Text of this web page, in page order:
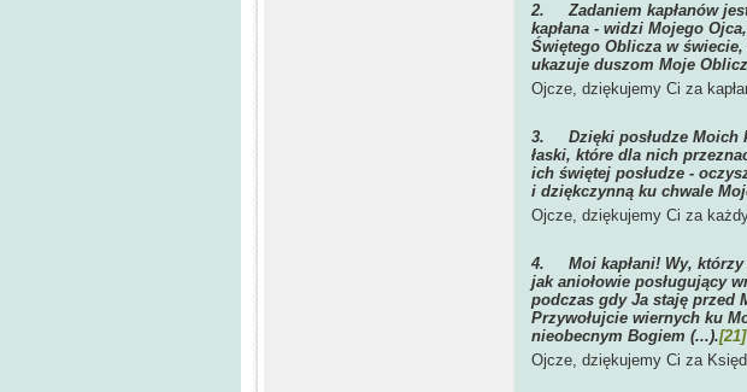
2.Zadaniem kapłanów
kapłana - widzi Mojego
Świętego Oblicza w
ukazuje duszom Moje
Ojcze, dziękujemy Ci za
3. Dzięki posłudze
łaski, które dla nich
ich świętej posłudze -
i dziękczynną ku chwale
Ojcze, dziękujemy Ci za
4. Moi kapłani! Wy,
jak aniołowie posługujący
podczas gdy Ja staję przed
Przywołujcie wiernych ku
nieobecnym Bogiem (...).[21]
Ojcze, dziękujemy Ci za